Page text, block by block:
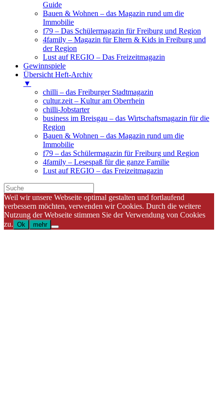
Guide
Bauen & Wohnen – das Magazin rund um die
Immobilie
f79 – Das Schülermagazin für Freiburg und Region
4family – Magazin für Eltern & Kids in Freiburg und
der Region
Lust auf REGIO – Das Freizeitmagazin
Gewinnspiele
Übersicht Heft-Archiv
▼
chilli – das Freiburger Stadtmagazin
cultur.zeit – Kultur am Oberrhein
chilli-Jobstarter
business im Breisgau – das Wirtschaftsmagazin für die
Region
Bauen & Wohnen – das Magazin rund um die
Immobilie
f79 – das Schülermagazin für Freiburg und Region
4family – Lesespaß für die ganze Familie
Lust auf REGIO – das Freizeitmagazin
Weil wir unsere Webseite optimal gestalten und fortlaufend
verbessern möchten, verwenden wir Cookies. Durch die weitere
Nutzung der Webseite stimmen Sie der Verwendung von Cookies
zu. Ok mehr